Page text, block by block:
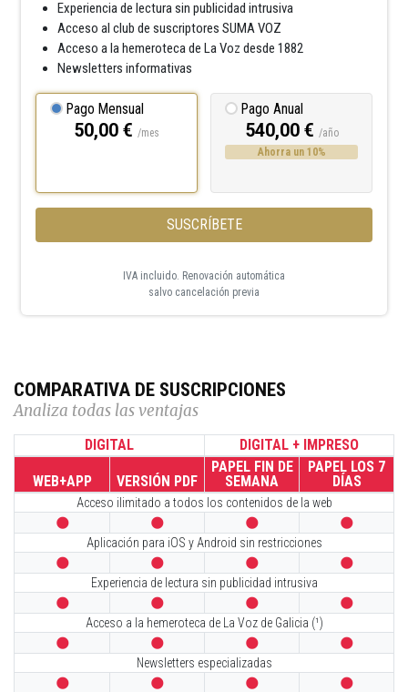
Experiencia de lectura sin publicidad intrusiva
Acceso al club de suscriptores SUMA VOZ
Acceso a la hemeroteca de La Voz desde 1882
Newsletters informativas
Pago Mensual
50,00 € /mes
Pago Anual
540,00 € /año
Ahorra un 10%
SUSCRÍBETE
IVA incluido. Renovación automática
salvo cancelación previa
COMPARATIVA DE SUSCRIPCIONES
Analiza todas las ventajas
DIGITAL DIGITAL + IMPRESO
WEB+APP VERSIÓN PDF
PAPEL FIN DE
SEMANA
PAPEL LOS 7
DÍAS
Acceso ilimitado a todos los contenidos de la web
   
Aplicación para iOS y Android sin restricciones
   
Experiencia de lectura sin publicidad intrusiva
   
Acceso a la hemeroteca de La Voz de Galicia (¹)
   
Newsletters especializadas
   